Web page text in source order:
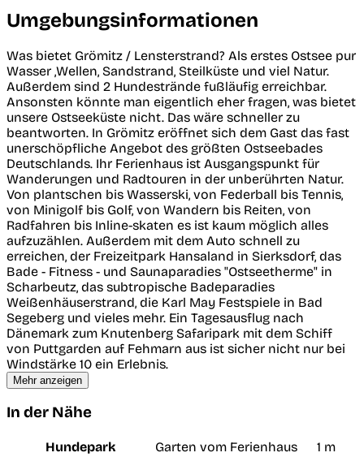
Umgebungsinformationen
Was bietet Grömitz / Lensterstrand? Als erstes Ostsee pur
Wasser ,Wellen, Sandstrand, Steilküste und viel Natur.
Außerdem sind 2 Hundestrände fußläufig erreichbar.
Ansonsten könnte man eigentlich eher fragen, was bietet
unsere Ostseeküste nicht. Das wäre schneller zu
beantworten. In Grömitz eröffnet sich dem Gast das fast
unerschöpfliche Angebot des größten Ostseebades
Deutschlands. Ihr Ferienhaus ist Ausgangspunkt für
Wanderungen und Radtouren in der unberührten Natur.
Von plantschen bis Wasserski, von Federball bis Tennis,
von Minigolf bis Golf, von Wandern bis Reiten, von
Radfahren bis Inline-skaten es ist kaum möglich alles
aufzuzählen. Außerdem mit dem Auto schnell zu
erreichen, der Freizeitpark Hansaland in Sierksdorf, das
Bade - Fitness - und Saunaparadies "Ostseetherme" in
Scharbeutz, das subtropische Badeparadies
Weißenhäuserstrand, die Karl May Festspiele in Bad
Segeberg und vieles mehr. Ein Tagesausflug nach
Dänemark zum Knutenberg Safaripark mit dem Schiff
von Puttgarden auf Fehmarn aus ist sicher nicht nur bei
Windstärke 10 ein Erlebnis.
Mehr anzeigen
In der Nähe
Hundepark Garten vom Ferienhaus
1 m